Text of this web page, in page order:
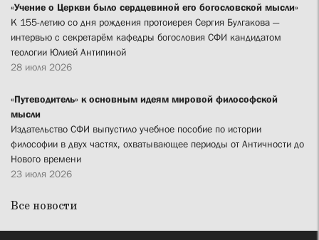
«Учение о Церкви было сердцевиной его богословской мысли»
К 155-летию со дня рождения протоиерея Сергия Булгакова —
интервью с секретарём кафедры богословия СФИ кандидатом
теологии Юлией Антипиной
28 июля 2026
«Путеводитель» к основным идеям мировой философской
мысли
Издательство СФИ выпустило учебное пособие по истории
философии в двух частях, охватывающее периоды от Античности до
Нового времени
23 июля 2026
Все новости